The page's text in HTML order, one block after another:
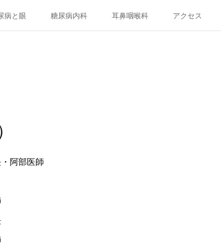
病と眼 糖尿病内科 耳鼻咽喉科 アクセス
長・阿部医師
院長